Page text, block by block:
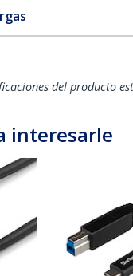
del producto
interesarle